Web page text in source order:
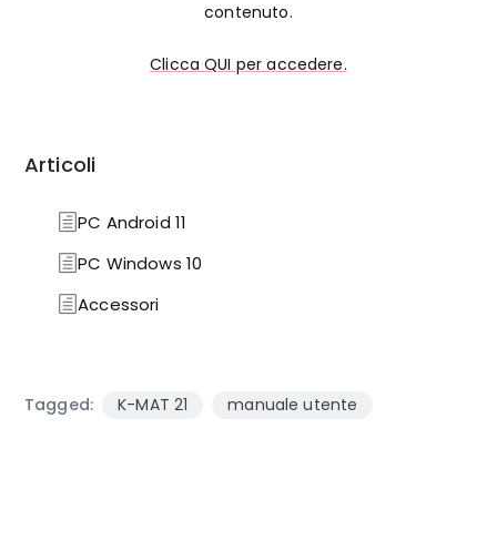
contenuto.
Clicca QUI per accedere.
Articoli
PC Android 11
PC Windows 10
Accessori
Tagged: K-MAT 21 manuale utente